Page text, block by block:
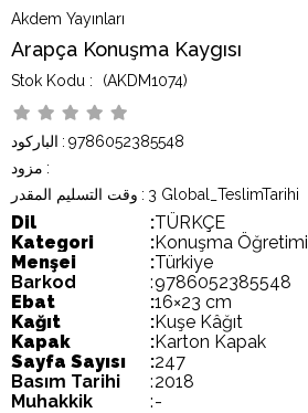
Akdem Yayınları
Arapça Konuşma Kaygısı
(AKDM1074)
الباركود : 9786052385548
مزود :
وقت التسليم المقدر : 3 Global_TeslimTarihi
Dil :TÜRKÇE
Kategori
:Konuşma Öğretimi
Menşei
:Türkiye
Barkod
:9786052385548
Ebat
:16×23 cm
Kağıt
:Kuşe Kâğıt
Kapak
:Karton Kapak
Sayfa Sayısı
:247
Basım Tarihi
:2018
Muhakkik
:-